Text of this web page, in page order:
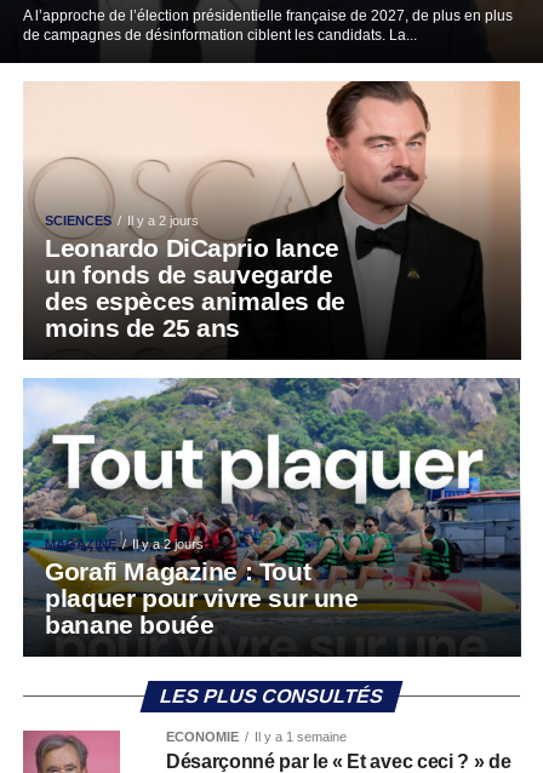
A l’approche de l’élection présidentielle française de 2027, de plus en plus
de campagnes de désinformation ciblent les candidats. La...
SCIENCES Il y a 2 jours
Leonardo DiCaprio lance
un fonds de sauvegarde
des espèces animales de
moins de 25 ans
MAGAZINE Il y a 2 jours
Gorafi Magazine : Tout
plaquer pour vivre sur une
banane bouée
LES PLUS CONSULTÉS
ECONOMIE Il y a 1 semaine
Désarçonné par le « Et avec ceci ? » de